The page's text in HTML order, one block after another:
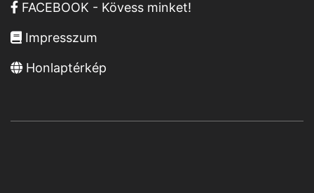
FACEBOOK - Kövess minket!
Impresszum
Honlaptérkép